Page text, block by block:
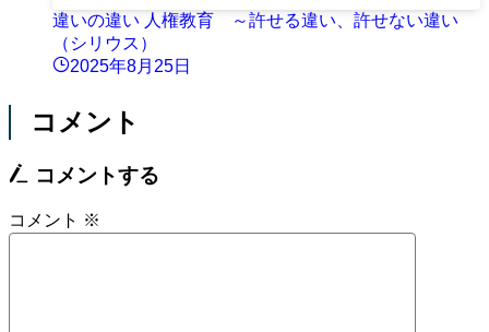
違いの違い 人権教育 ～許せる違い、許せない違い
（シリウス）
2025年8月25日
コメント
コメントする
コメント ※